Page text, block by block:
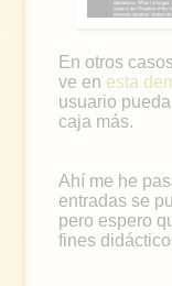
En otros
ve en esta
usuario
caja más.
Ahí me he
entradas se
pero espero
fines